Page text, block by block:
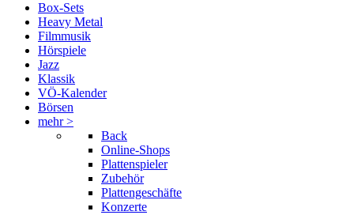
Box-Sets
Heavy Metal
Filmmusik
Hörspiele
Jazz
Klassik
VÖ-Kalender
Börsen
mehr >
Back
Online-Shops
Plattenspieler
Zubehör
Plattengeschäfte
Konzerte